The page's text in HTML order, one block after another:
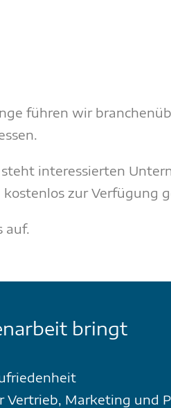
führen wir
interessierten
zur Verfügung
auf.
bringt
Marketing und